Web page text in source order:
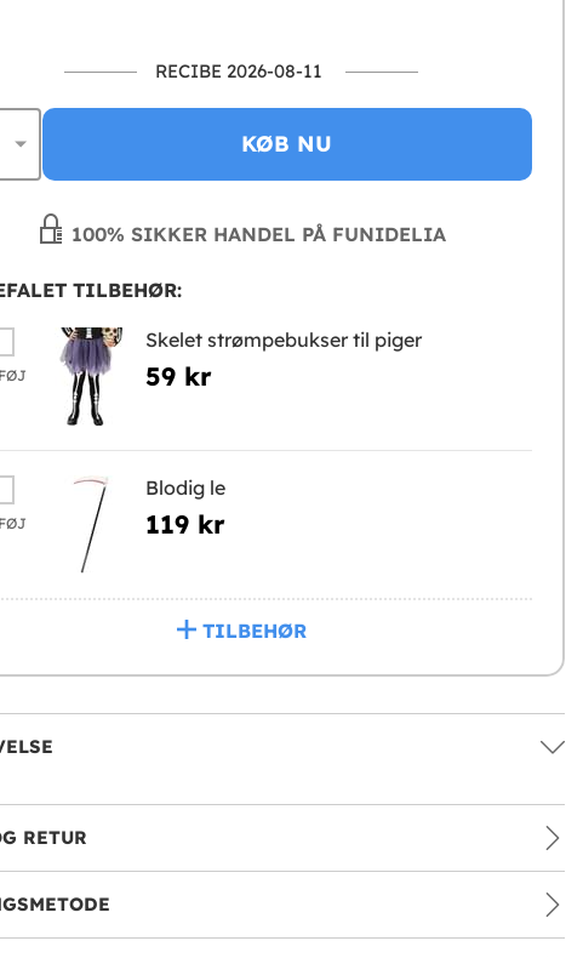
RECIBE 2026-08-11
KØB NU
100% SIKKER HANDEL PÅ FUNIDELIA
TILBEHØR:
Skelet strømpebukser til piger
59 kr
Blodig le
119 kr
TILBEHØR
RETUR